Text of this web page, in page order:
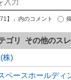
】」内のコメント
ゴリ その他のス
株)
ペースホールディ